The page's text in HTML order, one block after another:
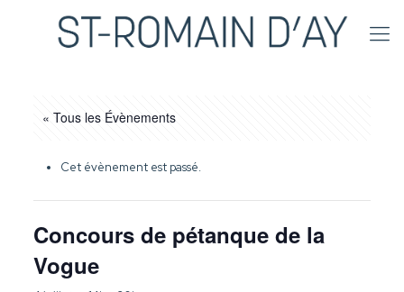
« Tous les Évènements
Cet évènement est passé.
Concours de pétanque de la
Vogue